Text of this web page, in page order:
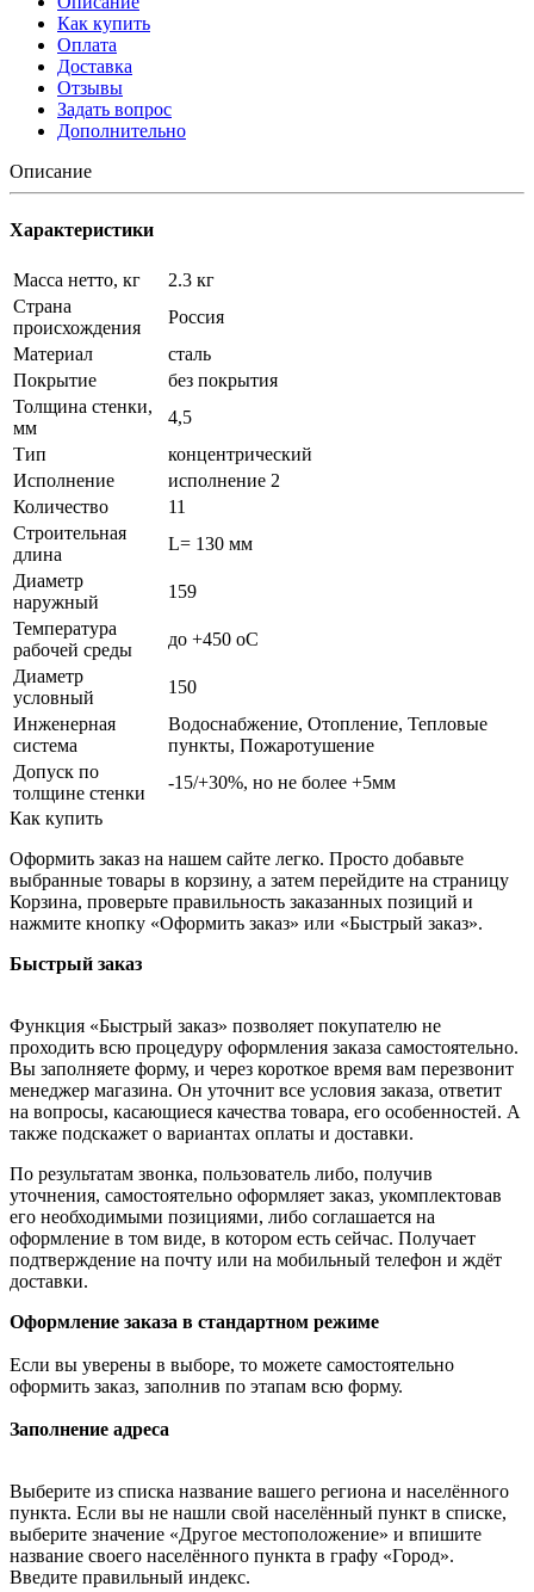
Как купить
Оплата
Доставка
Отзывы
Задать вопрос
Дополнительно
Описание
Характеристики
Масса нетто, кг
2.3 кг
Страна
происхождения
Россия
Материал
сталь
Покрытие
без покрытия
Толщина стенки,
мм
4,5
Тип
концентрический
Исполнение
исполнение 2
Количество
11
Строительная
длина
L= 130 мм
Диаметр
наружный
159
Температура
рабочей среды
до +450 oC
Диаметр
условный
150
Инженерная
система
Водоснабжение, Отопление, Тепловые
пункты, Пожаротушение
Допуск по
толщине стенки
-15/+30%, но не более +5мм
Как купить
Оформить заказ на нашем сайте легко. Просто добавьте
выбранные товары в корзину, а затем перейдите на страницу
Корзина, проверьте правильность заказанных позиций и
нажмите кнопку «Оформить заказ» или «Быстрый заказ».
Быстрый заказ
Функция «Быстрый заказ» позволяет покупателю не
проходить всю процедуру оформления заказа самостоятельно.
Вы заполняете форму, и через короткое время вам перезвонит
менеджер магазина. Он уточнит все условия заказа, ответит
на вопросы, касающиеся качества товара, его особенностей. А
также подскажет о вариантах оплаты и доставки.
По результатам звонка, пользователь либо, получив
уточнения, самостоятельно оформляет заказ, укомплектовав
его необходимыми позициями, либо соглашается на
оформление в том виде, в котором есть сейчас. Получает
подтверждение на почту или на мобильный телефон и ждёт
доставки.
Оформление заказа в стандартном режиме
Если вы уверены в выборе, то можете самостоятельно
оформить заказ, заполнив по этапам всю форму.
Заполнение адреса
Выберите из списка название вашего региона и населённого
пункта. Если вы не нашли свой населённый пункт в списке,
выберите значение «Другое местоположение» и впишите
название своего населённого пункта в графу «Город».
Введите правильный индекс.